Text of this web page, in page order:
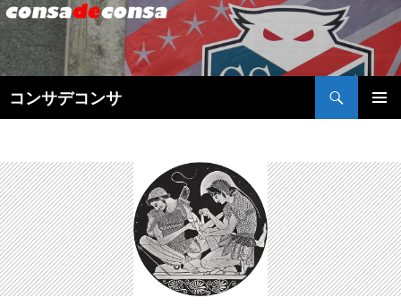
コンサデコンサ
索
ン
ツ
へ
ス
キ
ッ
プ